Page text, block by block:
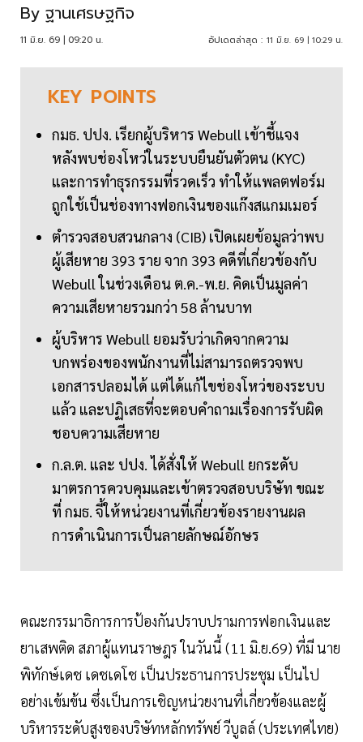
By ฐานเศรษฐกิจ
11 มิ.ย. 69 | 09:20 น. อัปเดตล่าสุด : 11 มิ.ย. 69 | 10:29 น.
KEY POINTS
กมธ. ปปง. เรียกผู้บริหาร Webull เข้าชี้แจง
หลังพบช่องโหว่ในระบบยืนยันตัวตน (KYC)
และการทำธุรกรรมที่รวดเร็ว ทำให้แพลตฟอร์ม
ถูกใช้เป็นช่องทางฟอกเงินของแก๊งสแกมเมอร์
ตำรวจสอบสวนกลาง (CIB) เปิดเผยข้อมูลว่าพบ
ผู้เสียหาย 393 ราย จาก 393 คดีที่เกี่ยวข้องกับ
Webull ในช่วงเดือน ต.ค.-พ.ย. คิดเป็นมูลค่า
ความเสียหายรวมกว่า 58 ล้านบาท
ผู้บริหาร Webull ยอมรับว่าเกิดจากความ
บกพร่องของพนักงานที่ไม่สามารถตรวจพบ
เอกสารปลอมได้ แต่ได้แก้ไขช่องโหว่ของระบบ
แล้ว และปฏิเสธที่จะตอบคำถามเรื่องการรับผิด
ชอบความเสียหาย
ก.ล.ต. และ ปปง. ได้สั่งให้ Webull ยกระดับ
มาตรการควบคุมและเข้าตรวจสอบบริษัท ขณะ
ที่ กมธ. จี้ให้หน่วยงานที่เกี่ยวข้องรายงานผล
การดำเนินการเป็นลายลักษณ์อักษร
คณะกรรมาธิการการป้องกันปราบปรามการฟอกเงินและ
ยาเสพติด สภาผู้แทนราษฎร ในวันนี้ (11 มิ.ย.69) ที่มี นาย
พิทักษ์เดช เดชเดโช เป็นประธานการประชุม เป็นไป
อย่างเข้มข้น ซึ่งเป็นการเชิญหน่วยงานที่เกี่ยวข้องและผู้
บริหารระดับสูงของบริษัทหลักทรัพย์ วีบูลล์ (ประเทศไทย)